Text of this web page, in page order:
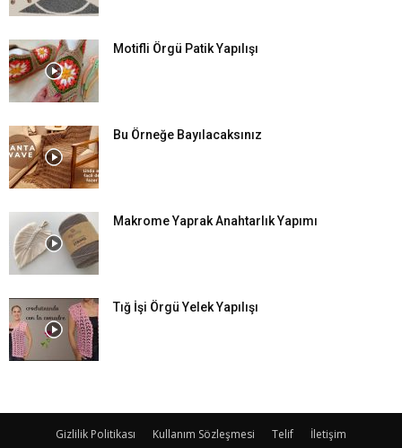
Motifli Örgü Patik Yapılışı
Bu Örneğe Bayılacaksınız
Makrome Yaprak Anahtarlık Yapımı
Tığ İşi Örgü Yelek Yapılışı
Gizlilik Politikası Kullanım Sözleşmesi Telif İletişim